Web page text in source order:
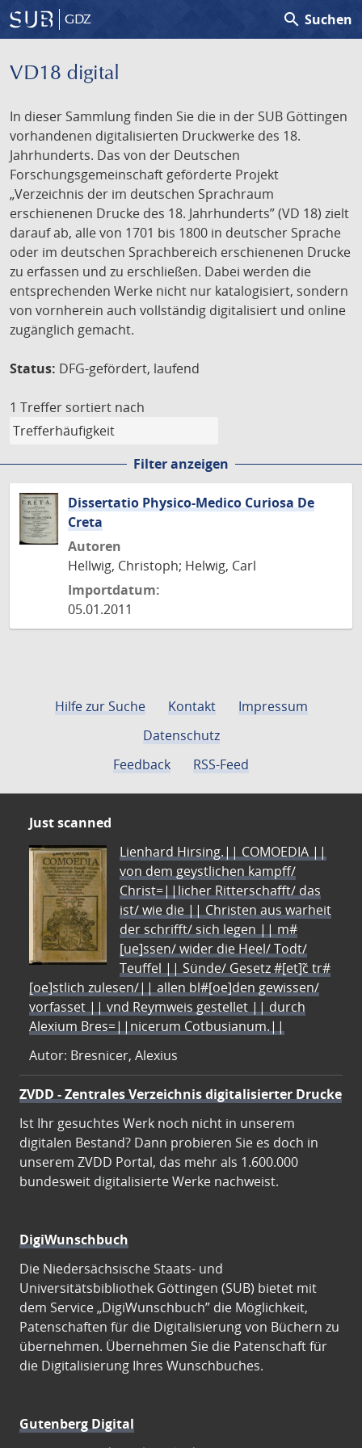
GDZ search Suchen
VD18 digital
In dieser Sammlung finden Sie die in der SUB Göttingen
vorhandenen digitalisierten Druckwerke des 18.
Jahrhunderts. Das von der Deutschen
Forschungsgemeinschaft geförderte Projekt
„Verzeichnis der im deutschen Sprachraum
erschienenen Drucke des 18. Jahrhunderts” (VD 18) zielt
darauf ab, alle von 1701 bis 1800 in deutscher Sprache
oder im deutschen Sprachbereich erschienenen Drucke
zu erfassen und zu erschließen. Dabei werden die
entsprechenden Werke nicht nur katalogisiert, sondern
von vornherein auch vollständig digitalisiert und online
zugänglich gemacht.
Status: DFG-gefördert, laufend
1 Treffer sortiert nach
Filter anzeigen
Dissertatio Physico-Medico Curiosa De
Creta
Autoren
Hellwig, Christoph; Helwig, Carl
Importdatum:
05.01.2011
Hilfe zur Suche Kontakt
Impressum
Datenschutz
Feedback
RSS-Feed
Just scanned
Lienhard Hirsing.|| COMOEDIA ||
von dem geystlichen kampff/
Christ=||licher Ritterschafft/ das
ist/ wie die || Christen aus warheit
der schrifft/ sich legen || m#
[ue]ssen/ wider die Heel/ Todt/
Teuffel || Sünde/ Gesetz #[et]c̃ tr#
[oe]stlich zulesen/|| allen bl#[oe]den gewissen/
vorfasset || vnd Reymweis gestellet || durch
Alexium Bres=||nicerum Cotbusianum.||
Autor: Bresnicer, Alexius
ZVDD - Zentrales Verzeichnis digitalisierter Drucke
Ist Ihr gesuchtes Werk noch nicht in unserem
digitalen Bestand? Dann probieren Sie es doch in
unserem ZVDD Portal, das mehr als 1.600.000
bundesweit digitalisierte Werke nachweist.
DigiWunschbuch
Die Niedersächsische Staats- und
Universitätsbibliothek Göttingen (SUB) bietet mit
dem Service „DigiWunschbuch” die Möglichkeit,
Patenschaften für die Digitalisierung von Büchern zu
übernehmen. Übernehmen Sie die Patenschaft für
die Digitalisierung Ihres Wunschbuches.
Gutenberg Digital